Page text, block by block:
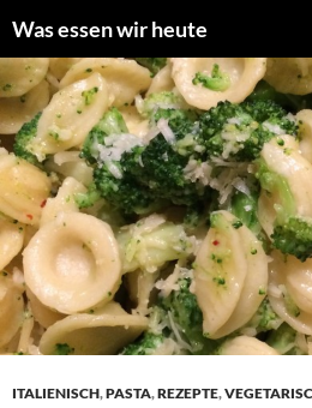
Inhalt
springen
Was essen wir heute
ITALIENISCH,PASTA,REZEPTE,